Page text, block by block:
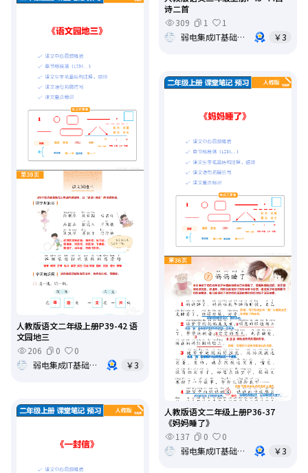
诗二首
309
1
1
弱电集成IT基础架构运维
￥3
人教版语文二年级上册P39-42 语
文园地三
206
0
0
弱电集成IT基础架构运维
￥3
人教版语文二年级上册P36-37
《妈妈睡了》
137
0
0
弱电集成IT基础架构运维
￥3